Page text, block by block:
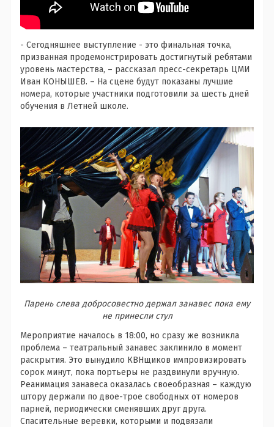
- Сегодняшнее выступление - это финальная точка,
призванная продемонстрировать достигнутый ребятами
уровень мастерства, – рассказал пресс-секретарь ЦМИ
Иван КОНЫШЕВ. – На сцене будут показаны лучшие
номера, которые участники подготовили за шесть дней
обучения в Летней школе.
Парень слева добросовестно держал занавес пока ему
не принесли стул
Мероприятие началось в 18:00, но сразу же возникла
проблема – театральный занавес заклинило в момент
раскрытия. Это вынудило КВНщиков импровизировать
сорок минут, пока портьеры не раздвинули вручную.
Реанимация занавеса оказалась своеобразная – каждую
штору держали по двое-трое свободных от номеров
парней, периодически сменявших друг друга.
Спасительные веревки, которыми и подвязали